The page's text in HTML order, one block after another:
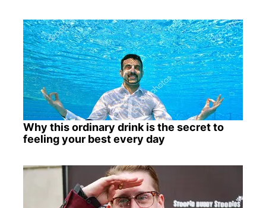
Why this ordinary drink is the secret to
feeling your best every day